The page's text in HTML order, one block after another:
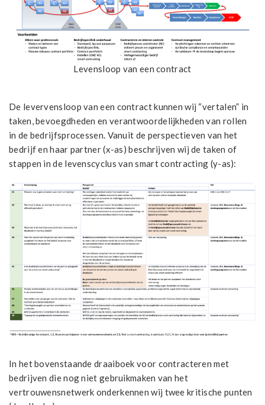
Levensloop van een contract
De levervensloop van een contract kunnen wij “vertalen” in
taken, bevoegdheden en verantwoordelijkheden van rollen
in de bedrijfsprocessen. Vanuit de perspectieven van het
bedrijf en haar partner (x-as) beschrijven wij de taken of
stappen in de levenscyclus van smart contracting (y-as):
In het bovenstaande draaiboek voor contracteren met
bedrijven die nog niet gebruikmaken van het
vertrouwensnetwerk onderkennen wij twee kritische punten